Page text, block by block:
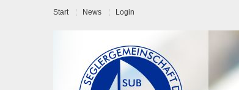
Start News Login